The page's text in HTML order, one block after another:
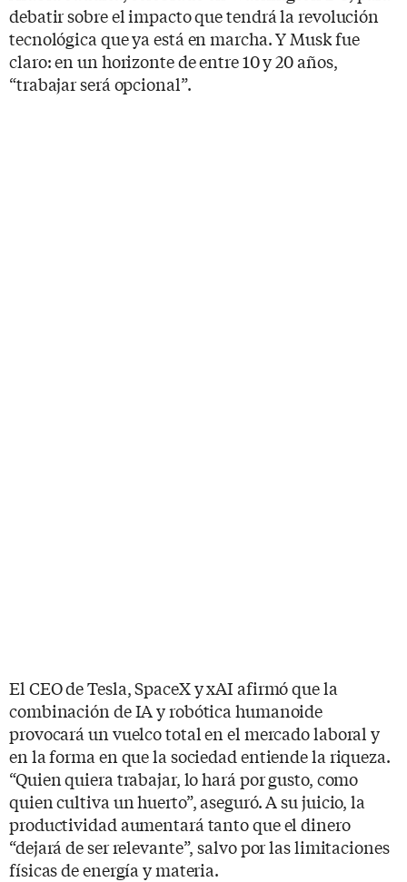
debatir sobre el impacto que tendrá la revolución
tecnológica que ya está en marcha. Y Musk fue
claro: en un horizonte de entre 10 y 20 años,
“trabajar será opcional”.
El CEO de Tesla, SpaceX y xAI afirmó que la
combinación de IA y robótica humanoide
provocará un vuelco total en el mercado laboral y
en la forma en que la sociedad entiende la riqueza.
“Quien quiera trabajar, lo hará por gusto, como
quien cultiva un huerto”, aseguró. A su juicio, la
productividad aumentará tanto que el dinero
“dejará de ser relevante”, salvo por las limitaciones
físicas de energía y materia.